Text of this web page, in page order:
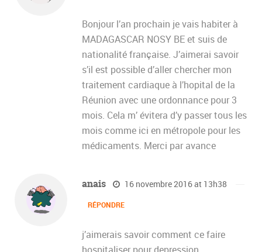
Bonjour l’an prochain je vais habiter à
MADAGASCAR NOSY BE et suis de
nationalité française. J’aimerai savoir
s’il est possible d’aller chercher mon
traitement cardiaque à l’hopital de la
Réunion avec une ordonnance pour 3
mois. Cela m’ évitera d’y passer tous les
mois comme ici en métropole pour les
médicaments. Merci par avance
anais 16 novembre 2016 at 13h38
RÉPONDRE
j’aimerais savoir comment ce faire